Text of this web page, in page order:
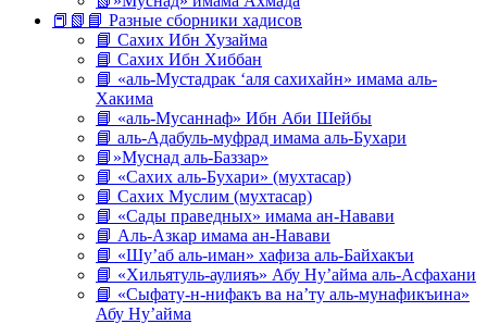
📕📗📘 Разные сборники хадисов
📘 Сахих Ибн Хузайма
📘 Сахих Ибн Хиббан
📘 «аль-Мустадрак ‘аля сахихайн» имама аль-
Хакима
📘 «аль-Мусаннаф» Ибн Аби Шейбы
📘 аль-Адабуль-муфрад имама аль-Бухари
📘»Муснад аль-Баззар»
📘 «Сахих аль-Бухари» (мухтасар)
📘 Сахих Муслим (мухтасар)
📘 «Сады праведных» имама ан-Навави
📘 Аль-Азкар имама ан-Навави
📘 «Шу’аб аль-иман» хафиза аль-Байхакъи
📘 «Хильятуль-аулияъ» Абу Ну’айма аль-Асфахани
📘 «Сыфату-н-нифакъ ва на’ту аль-мунафикъина»
Абу Ну’айма